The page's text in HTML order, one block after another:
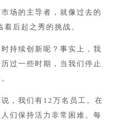
场的主导者，就像过去的
后起之秀的挑战。
持续创新呢？事实上，我
过一些时期，当我们停止
，我们有12万名员工。在
们保持活力非常困难。每